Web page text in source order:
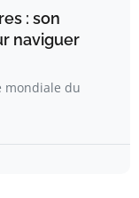
: son
naviguer
mondiale du